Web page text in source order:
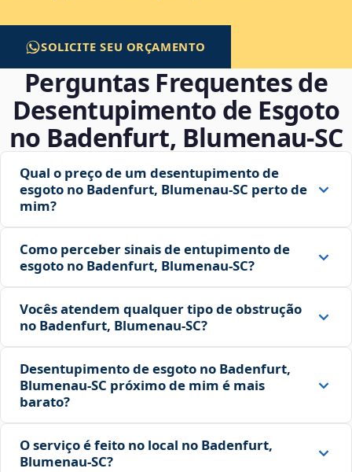
SOLICITE SEU ORÇAMENTO
Perguntas Frequentes de
Desentupimento de Esgoto
no Badenfurt, Blumenau‑SC
Qual o preço de um desentupimento de
esgoto no Badenfurt, Blumenau‑SC perto de
mim?
Como perceber sinais de entupimento de
esgoto no Badenfurt, Blumenau‑SC?
Vocês atendem qualquer tipo de obstrução
no Badenfurt, Blumenau‑SC?
Desentupimento de esgoto no Badenfurt,
Blumenau‑SC próximo de mim é mais
barato?
O serviço é feito no local no Badenfurt,
Blumenau‑SC?